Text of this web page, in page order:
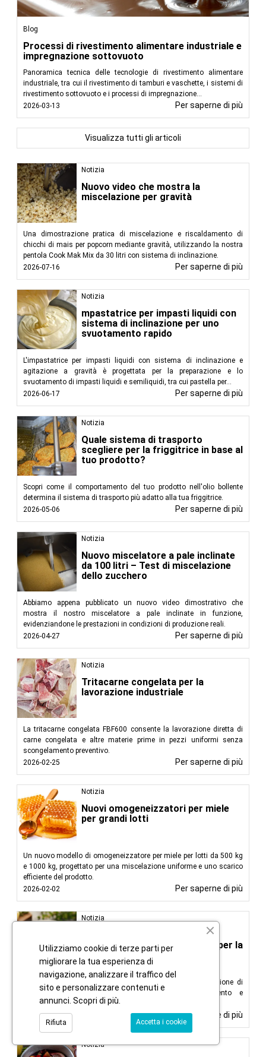
Notizia
Nuovo video che mostra la
miscelazione per gravità
Una dimostrazione pratica di miscelazione e riscaldamento di
chicchi di mais per popcorn mediante gravità, utilizzando la nostra
pentola Cook Mak Mix da 30 litri con sistema di inclinazione.
2026-07-16
Per saperne di più
Notizia
mpastatrice per impasti liquidi con
sistema di inclinazione per uno
svuotamento rapido
L'impastatrice per impasti liquidi con sistema di inclinazione e
agitazione a gravità è progettata per la preparazione e lo
svuotamento di impasti liquidi e semiliquidi, tra cui pastella per...
2026-06-17
Per saperne di più
Notizia
Quale sistema di trasporto
scegliere per la friggitrice in base al
tuo prodotto?
Scopri come il comportamento del tuo prodotto nell'olio bollente
determina il sistema di trasporto più adatto alla tua friggitrice.
2026-05-06
Per saperne di più
Notizia
Nuovo miscelatore a pale inclinate
da 100 litri – Test di miscelazione
dello zucchero
Abbiamo appena pubblicato un nuovo video dimostrativo che
mostra il nostro miscelatore a pale inclinate in funzione,
evidenziandone le prestazioni in condizioni di produzione reali.
2026-04-27
Per saperne di più
Notizia
Tritacarne congelata per la
lavorazione industriale
La tritacarne congelata FBF600 consente la lavorazione diretta di
carne congelata e altre materie prime in pezzi uniformi senza
scongelamento preventivo.
2026-02-25
Per saperne di più
Notizia
Nuovi omogeneizzatori per miele
per grandi lotti
Un nuovo modello di omogeneizzatore per miele per lotti da 500 kg
e 1000 kg, progettato per una miscelazione uniforme e uno scarico
efficiente del prodotto.
2026-02-02
Per saperne di più
Notizia
sottovuoto da 300 litri pronto per la
spedizione
Un omogeneizzatore sottovuoto da 300 litri per la produzione di
salse ed emulsioni, con riscaldamento, raffreddamento e
miscelazione ad alto taglio integrati.
2025-12-12
Per saperne di più
Notizia
Blog
Processi di rivestimento alimentare industriale e
impregnazione sottovuoto
Panoramica tecnica delle tecnologie di rivestimento alimentare
industriale, tra cui il rivestimento di tamburi e vaschette, i sistemi di
rivestimento sottovuoto e i processi di impregnazione...
2026-03-13
Per saperne di più
Visualizza tutti gli articoli
Utilizziamo cookie di terze parti per
migliorare la tua esperienza di
navigazione, analizzare il traffico del
sito e personalizzare contenuti e
annunci. Scopri di più
Accetta i cookie
Rifiuta